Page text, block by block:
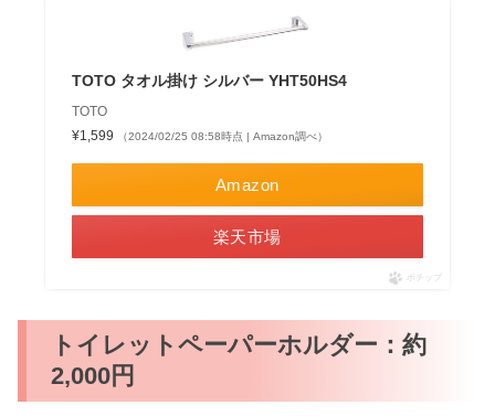
TOTO タオル掛け シルバー YHT50HS4
TOTO
¥1,599
（2024/02/25 08:58時点 | Amazon調べ）
Amazon
楽天市場
ポチップ
トイレットペーパーホルダー：約
2,000円